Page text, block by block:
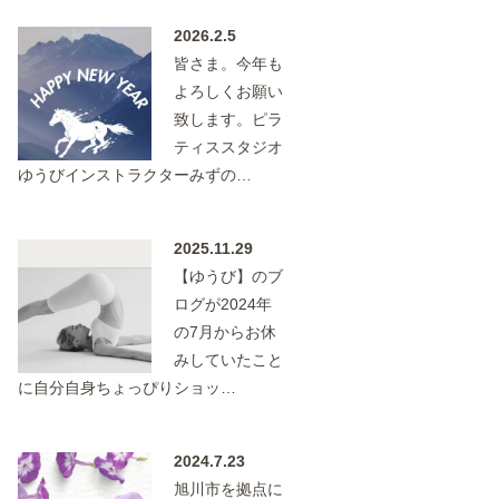
2026.2.5
皆さま。今年も
よろしくお願い
致します。ピラ
ティススタジオ
ゆうびインストラクターみずの…
2025.11.29
【ゆうび】のブ
ログが2024年
の7月からお休
みしていたこと
に自分自身ちょっぴりショッ…
2024.7.23
旭川市を拠点に